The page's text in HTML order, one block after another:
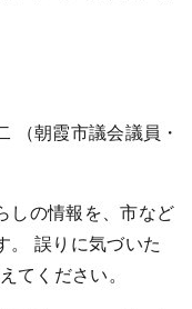
（朝霞市議会議員・
しの情報を、市など
。 誤りに気づいた
てください。